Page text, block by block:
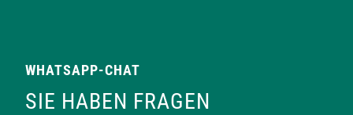
WHATSAPP-CHAT
SIE HABEN FRAGEN